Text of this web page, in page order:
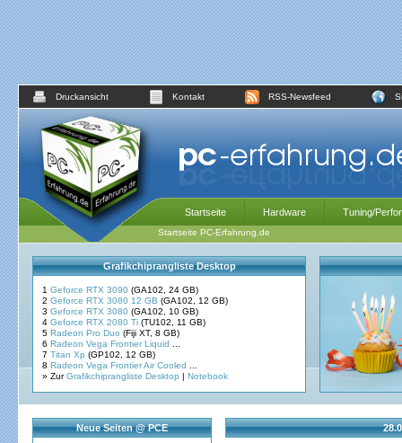
Druckansicht Kontakt RSS-Newsfeed
Startseite Hardware Tuning/
Startseite PC-Erfahrung.de
Grafikchiprangliste Desktop
1 Geforce RTX 3090 (GA102, 24 GB)
2 Geforce RTX 3080 12 GB (GA102, 12 GB)
3 Geforce RTX 3080 (GA102, 10 GB)
4 Geforce RTX 2080 Ti (TU102, 11 GB)
5 Radeon Pro Duo (Fiji XT, 8 GB)
6 Radeon Vega Frontier Liquid
7 Titan Xp (GP102, 12 GB)
8 Radeon Vega Frontier Air Cooled
» ZurGrafikchiprangliste Desktop | Notebook
Neue Seiten @ PCE